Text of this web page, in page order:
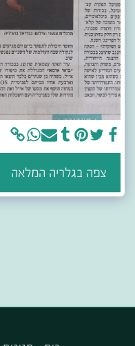
צפה בגלריה המלאה